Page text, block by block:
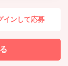
インして応募